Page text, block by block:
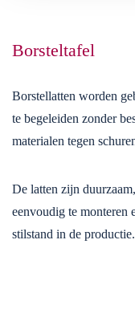
Borsteltafel
Borstellatten worden
te begeleiden zonder
materialen tegen
De latten zijn
eenvoudig te monteren
stilstand in de productie.